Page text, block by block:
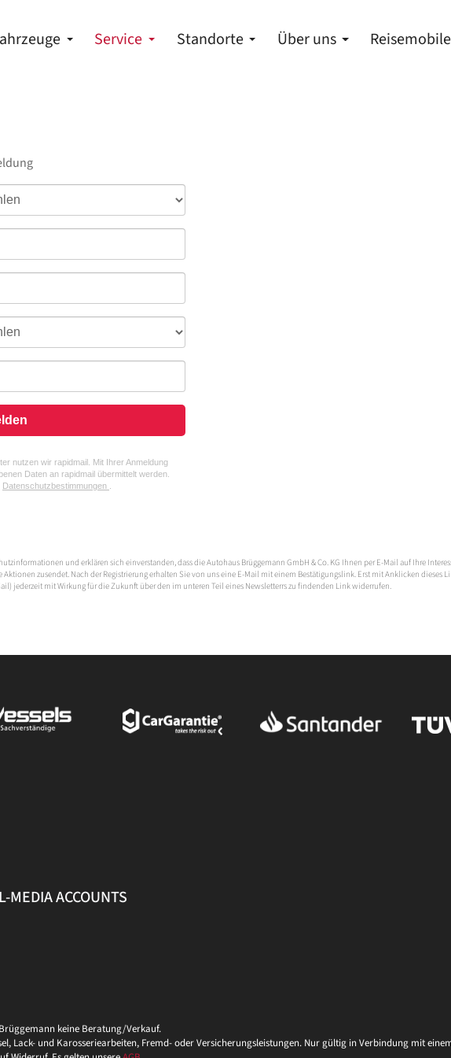
Service Standorte Über uns Reisemobile
nutzen wir rapidmail. Mit Ihrer Anmeldung
Daten an rapidmail übermittelt werden.
Datenschutzbestimmungen
und erklären sich einverstanden, dass die Autohaus Brüggemann GmbH & Co. KG Ihnen per E-Mail auf Ihre
zusendet. Nach der Registrierung erhalten Sie von uns eine E-Mail mit einem Bestätigungslink. Erst mit Anklicken dieses
jederzeit mit Wirkung für die Zukunft über den im unteren Teil eines Newsletterrs zu findenden Link widerrufen.
MEDIA ACCOUNTS
keine Beratung/Verkauf.
Lack- und Karosseriearbeiten, Fremd- oder Versicherungsleistungen. Nur gültig in Verbindung mit